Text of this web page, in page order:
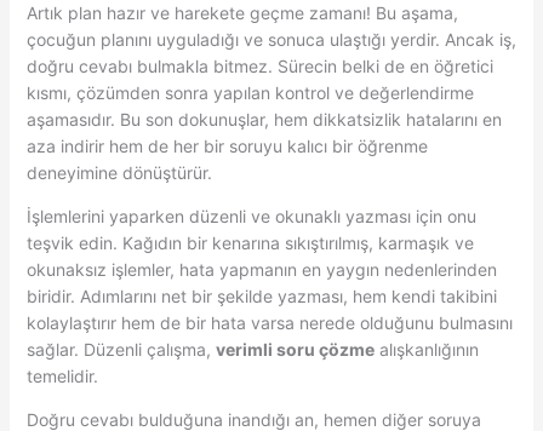
Artık plan hazır ve harekete geçme zamanı! Bu aşama,
çocuğun planını uyguladığı ve sonuca ulaştığı yerdir. Ancak iş,
doğru cevabı bulmakla bitmez. Sürecin belki de en öğretici
kısmı, çözümden sonra yapılan kontrol ve değerlendirme
aşamasıdır. Bu son dokunuşlar, hem dikkatsizlik hatalarını en
aza indirir hem de her bir soruyu kalıcı bir öğrenme
deneyimine dönüştürür.
İşlemlerini yaparken düzenli ve okunaklı yazması için onu
teşvik edin. Kağıdın bir kenarına sıkıştırılmış, karmaşık ve
okunaksız işlemler, hata yapmanın en yaygın nedenlerinden
biridir. Adımlarını net bir şekilde yazması, hem kendi takibini
kolaylaştırır hem de bir hata varsa nerede olduğunu bulmasını
sağlar. Düzenli çalışma, verimli soru çözmealışkanlığının
temelidir.
Doğru cevabı bulduğuna inandığı an, hemen diğer soruya